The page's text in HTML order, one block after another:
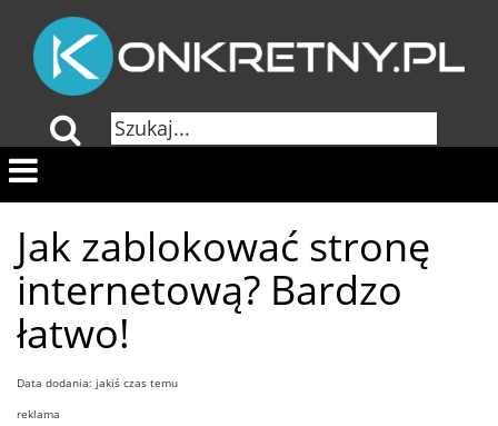
Jak zablokować stronę
internetową? Bardzo
łatwo!
Data dodania: jakiś czas temu
reklama